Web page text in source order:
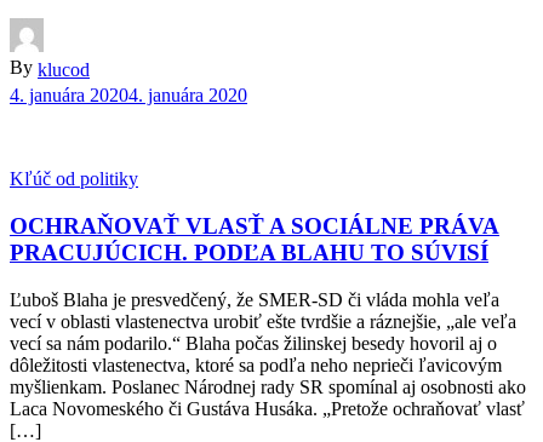
By klucod
4. januára 20204. januára 2020
Kľúč od politiky
OCHRAŇOVAŤ VLASŤ A SOCIÁLNE PRÁVA
PRACUJÚCICH. PODĽA BLAHU TO SÚVISÍ
Ľuboš Blaha je presvedčený, že SMER-SD či vláda mohla veľa
vecí v oblasti vlastenectva urobiť ešte tvrdšie a ráznejšie, „ale veľa
vecí sa nám podarilo.“ Blaha počas žilinskej besedy hovoril aj o
dôležitosti vlastenectva, ktoré sa podľa neho neprieči ľavicovým
myšlienkam. Poslanec Národnej rady SR spomínal aj osobnosti ako
Laca Novomeského či Gustáva Husáka. „Pretože ochraňovať vlasť
[…]